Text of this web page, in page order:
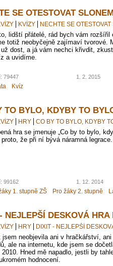
SE OTESTOVAT
KVÍZY NECHTE SE
lidští přátelé, rád bych vám rozšířil
totiž neobyčejně zajímaví tvorové.
dost, a já vám nechci křivdit,
a uvidíme.
79447 1. 2. 2015
Kvíz
TO BYLO, KDYBY TO
HRY CO BY TO BYLO, KDYBY
hra se jmenuje „Co by to bylo,
že při ní bývá náramná legrace.
99162 1. 12. 2014
1. stupně ZŠ Pro žáky 2. stupně
NEJLEPŠÍ DESKOVÁ HRA
HRY DIXIT - NEJLEPŠÍ
jsem neobjevila ani v hračkářství,
ale na internetu, kde jsem se
2010. Hned mě napadlo, jestli by
hodnocení.